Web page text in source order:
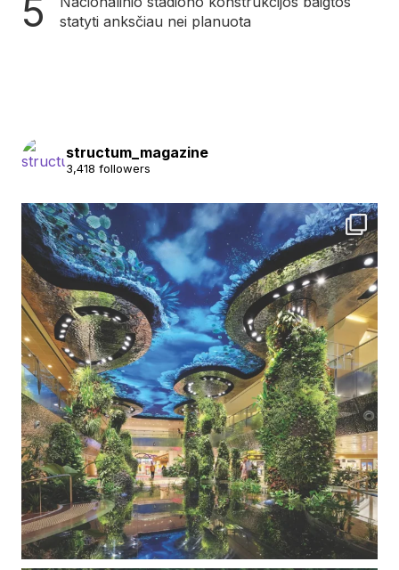
statyti anksčiau nei planuota
structum_magazine
3,418 followers